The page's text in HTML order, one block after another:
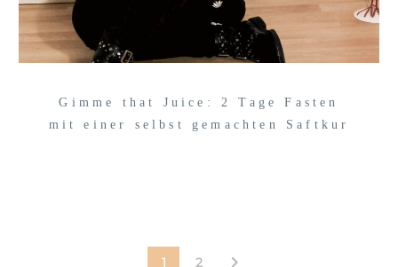
Gimme that Juice: 2 Tage Fasten
mit einer selbst gemachten Saftkur
1 2